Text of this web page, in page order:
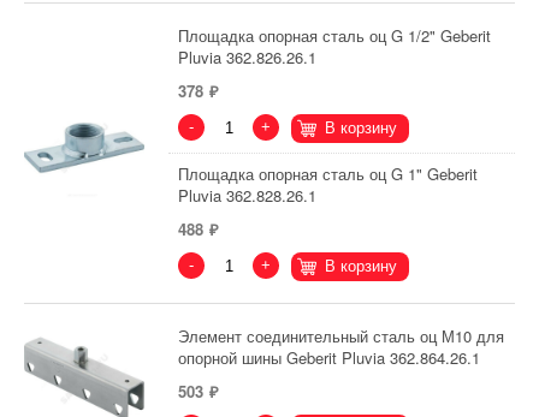
Площадка опорная сталь оц G 1/2" Geberit
Pluvia 362.826.26.1
378
- + В корзину
Площадка опорная сталь оц G 1" Geberit
Pluvia 362.828.26.1
488
- + В корзину
Элемент соединительный сталь оц М10 для
опорной шины Geberit Pluvia 362.864.26.1
503